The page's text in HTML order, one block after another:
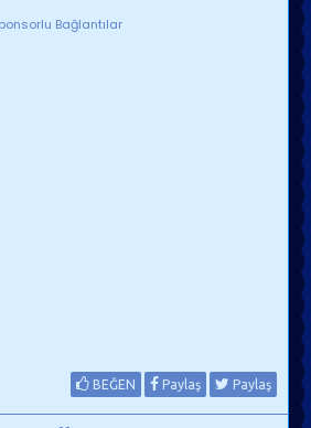
Bağlantılar
BEĞEN Paylaş Paylaş